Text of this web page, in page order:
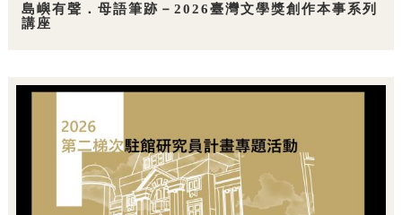
島嶼有聲．母語筆跡－2026臺灣文學獎創作本事系列
講座